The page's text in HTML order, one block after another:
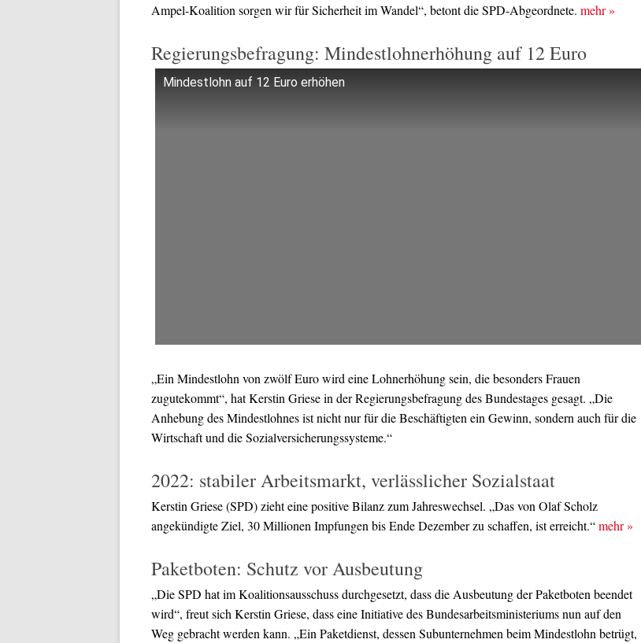
Ampel-Koalition sorgen wir für Sicherheit im Wandel“, betont die SPD-Abgeordnete. mehr»
Regierungsbefragung: Mindestlohnerhöhung auf 12 Euro
Mindestlohn auf 12 Euro erhöhen
„Ein Mindestlohn von zwölf Euro wird eine Lohnerhöhung sein, die besonders Frauen
zugutekommt“, hat Kerstin Griese in der Regierungsbefragung des Bundestages gesagt. „Die
Anhebung des Mindestlohnes ist nicht nur für die Beschäftigten ein Gewinn, sondern auch für die
Wirtschaft und die Sozialversicherungssysteme.“
2022: stabiler Arbeitsmarkt, verlässlicher Sozialstaat
Kerstin Griese (SPD) zieht eine positive Bilanz zum Jahreswechsel. „Das von Olaf Scholz
angekündigte Ziel, 30 Millionen Impfungen bis Ende Dezember zu schaffen, ist erreicht.“mehr»
Paketboten: Schutz vor Ausbeutung
„Die SPD hat im Koalitionsausschuss durchgesetzt, dass die Ausbeutung der Paketboten beendet
wird“, freut sich Kerstin Griese, dass eine Initiative des Bundesarbeitsministeriums nun auf den
Weg gebracht werden kann. „Ein Paketdienst, dessen Subunternehmen beim Mindestlohn betrügt,